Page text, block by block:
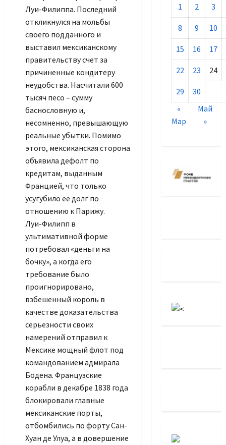
Луи-Филиппа. Последний
откликнулся на мольбы
своего подданного и
выставил мексиканскому
правительству счет за
причиненные кондитеру
неудобства. Насчитали 600
тысяч песо – сумму
баснословную и,
несомненно, превышающую
реальные убытки. Помимо
этого, мексиканская сторона
объявила дефолт по
кредитам, выданным
Францией, что только
усугубило ее долг по
отношению к Парижу.
Луи-Филипп в
ультимативной форме
потребовал «деньги на
бочку», а когда его
требование было
проигнорировано,
взбешенный король в
качестве доказательства
серьезности своих
намерений отправил к
Мексике мощный флот под
командованием адмирала
Бодена. Французские
корабли в декабре 1838 года
блокировали главные
мексиканские порты,
отбомбились по форту Сан-
Хуан де Улуа, а в довершение
1 2 3
8 9 10
15 16 17
22 23 24
29
30
«
Мар
Май
»